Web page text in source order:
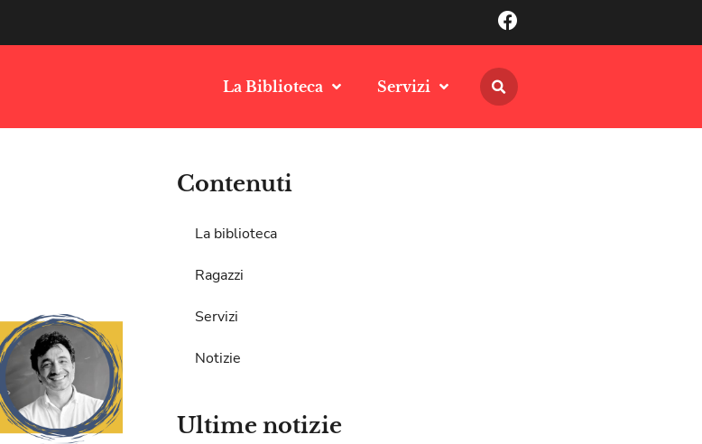
La Biblioteca Servizi
Contenuti
La biblioteca
Ragazzi
Servizi
Notizie
Ultime notizie